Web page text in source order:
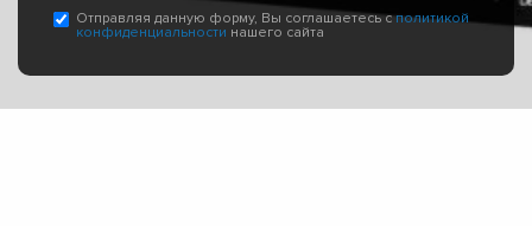
Отправляя данную форму, Вы соглашаетесь сполитикой
конфиденциальности нашего сайта